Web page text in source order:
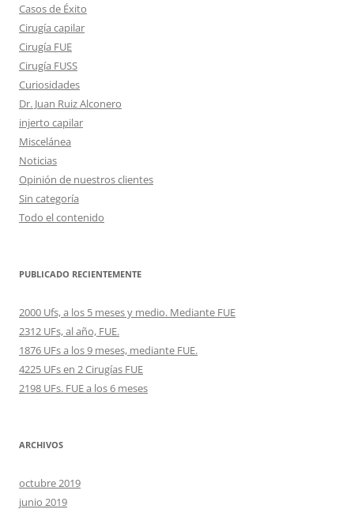
Casos de Éxito
Cirugía capilar
Cirugía FUE
Cirugía FUSS
Curiosidades
Dr. Juan Ruiz Alconero
injerto capilar
Miscelánea
Noticias
Opinión de nuestros clientes
Sin categoría
Todo el contenido
PUBLICADO RECIENTEMENTE
2000 Ufs, a los 5 meses y medio. Mediante FUE
2312 UFs, al año, FUE.
1876 UFs a los 9 meses, mediante FUE.
4225 UFs en 2 Cirugías FUE
2198 UFs. FUE a los 6 meses
ARCHIVOS
octubre 2019
junio 2019